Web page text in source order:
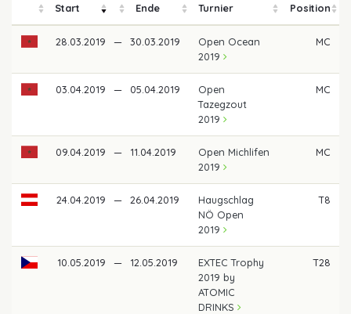
Start Ende Turnier Position
28.03.2019 — 30.03.2019
Open Ocean
2019
MC
03.04.2019 — 05.04.2019
Open
Tazegzout
2019
MC
09.04.2019 — 11.04.2019
Open Michlifen
2019
MC
24.04.2019 — 26.04.2019
Haugschlag
NÖ Open
2019
T8
10.05.2019 — 12.05.2019
EXTEC Trophy
2019 by
ATOMIC
DRINKS
T28